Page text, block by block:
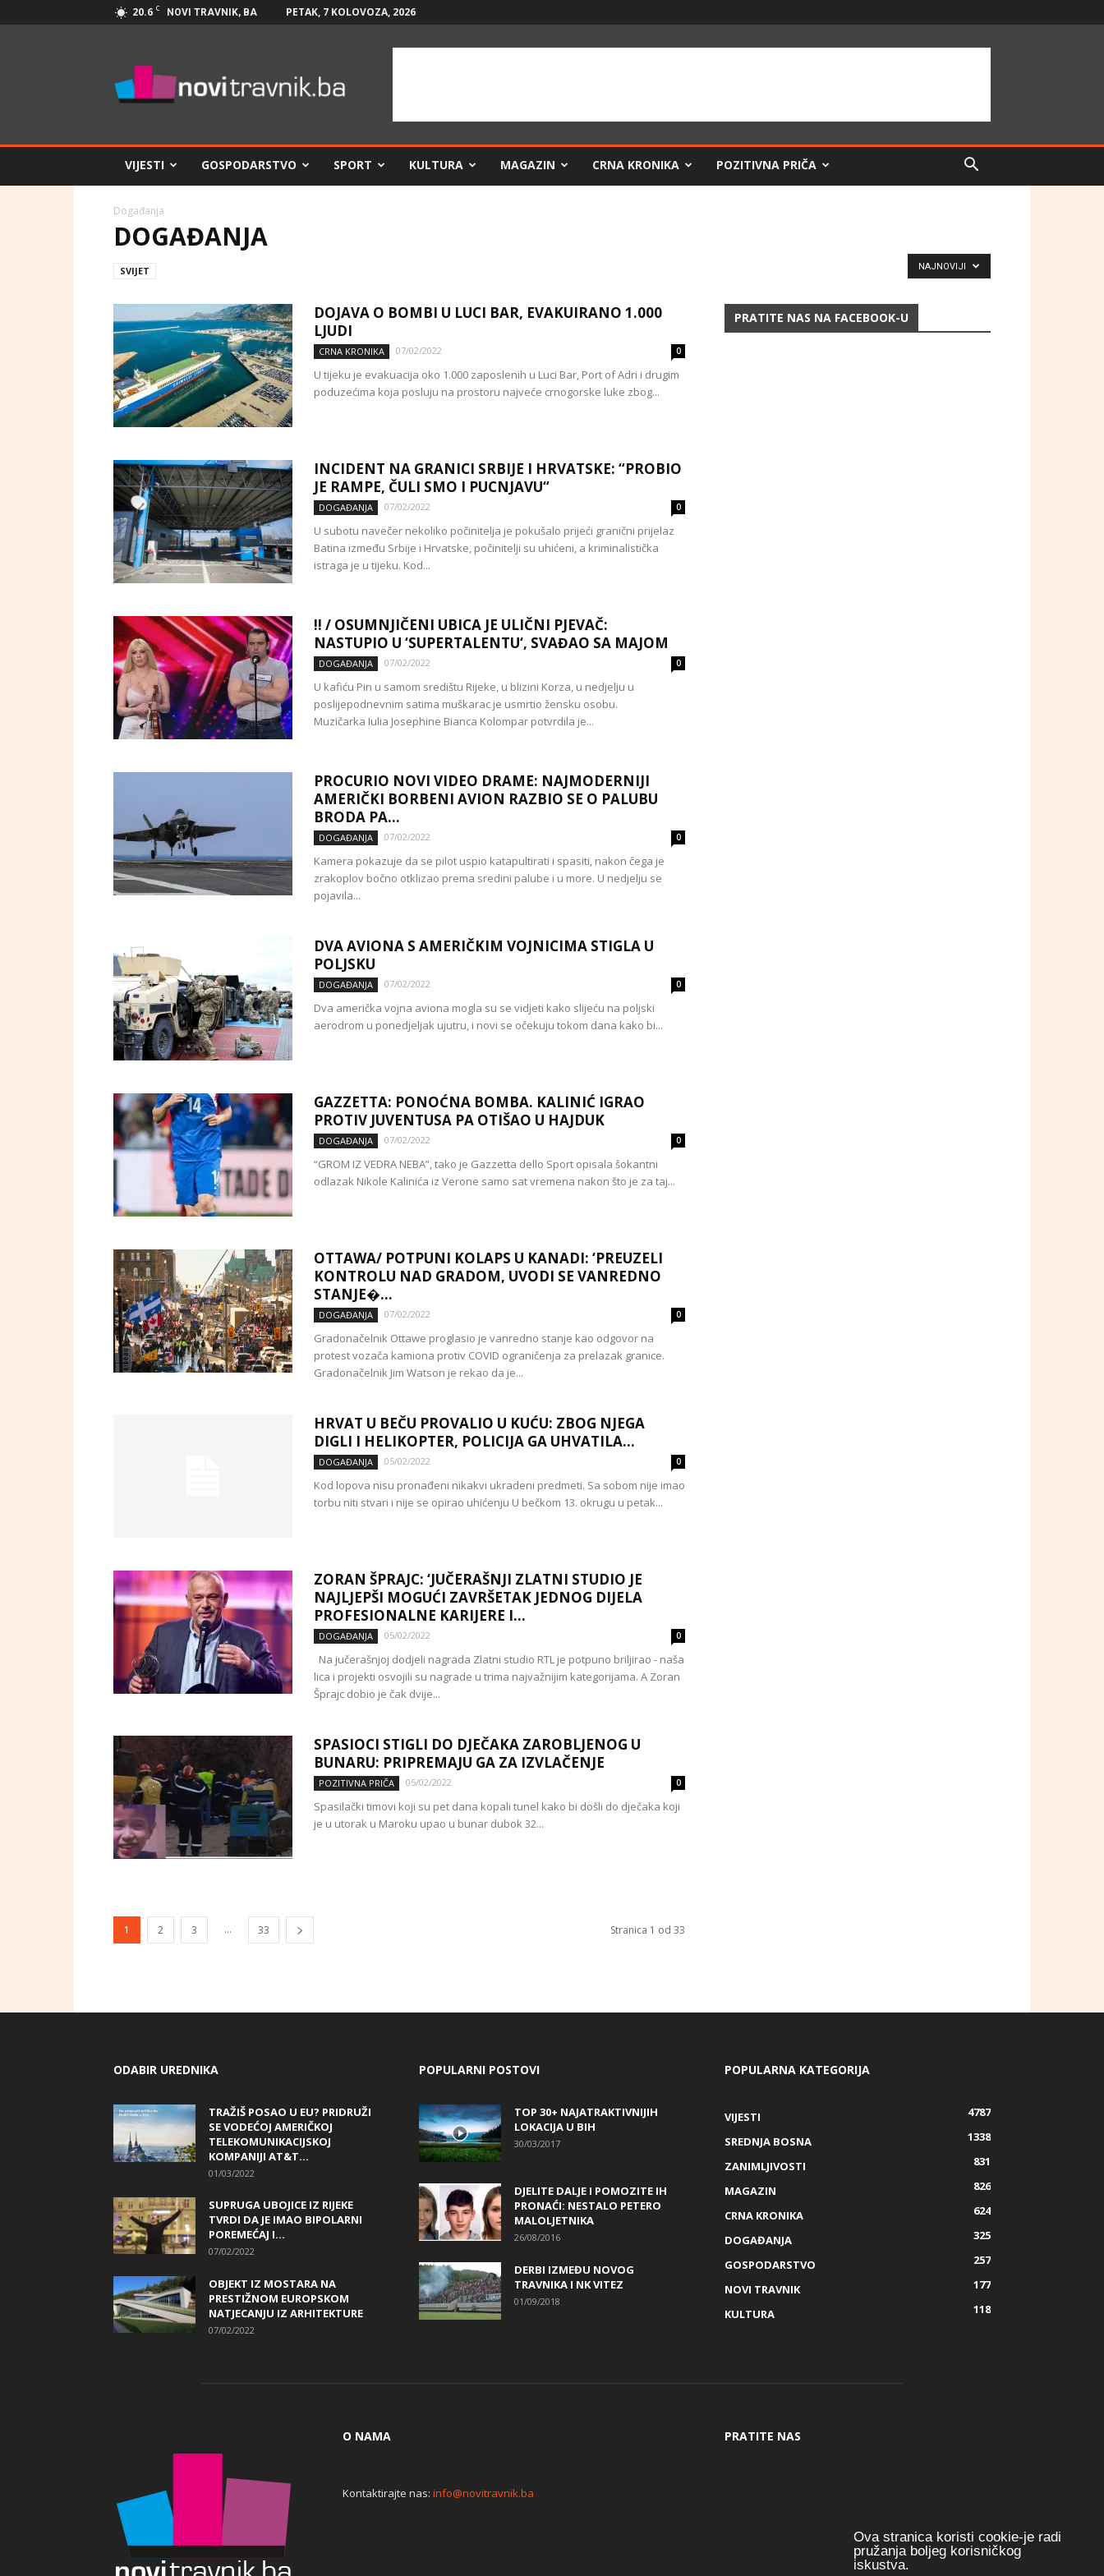
Ova stranica koristi cookie-je radi
pružanja boljeg korisničkog
iskustva.
20.6 C NOVI TRAVNIK, BA PETAK, 7 KOLOVOZA, 2026
Travnik.ba
VIJESTI GOSPODARSTVO SPORT KULTURA MAGAZIN CRNA KRONIKA POZITIVNA PRIČA
Događanja
DOGAĐANJA
SVIJET NAJNOVIJI
DOJAVA O BOMBI U LUCI BAR, EVAKUIRANO 1.000
LJUDI
CRNA KRONIKA 07/02/2022 0
U tijeku je evakuacija oko 1.000 zaposlenih u Luci Bar, Port of Adri i drugim
poduzećima koja posluju na prostoru najveće crnogorske luke zbog...
INCIDENT NA GRANICI SRBIJE I HRVATSKE: “PROBIO
JE RAMPE, ČULI SMO I PUCNJAVU“
DOGAĐANJA 07/02/2022 0
U subotu navečer nekoliko počinitelja je pokušalo prijeći granični prijelaz
Batina između Srbije i Hrvatske, počinitelji su uhićeni, a kriminalistička
istraga je u tijeku. Kod...
!! / OSUMNJIČENI UBICA JE ULIČNI PJEVAČ:
NASTUPIO U ‘SUPERTALENTU‘, SVAĐAO SA MAJOM
DOGAĐANJA 07/02/2022 0
U kafiću Pin u samom središtu Rijeke, u blizini Korza, u nedjelju u
poslijepodnevnim satima muškarac je usmrtio žensku osobu.
Muzičarka Iulia Josephine Bianca Kolompar potvrdila je...
PROCURIO NOVI VIDEO DRAME: NAJMODERNIJI
AMERIČKI BORBENI AVION RAZBIO SE O PALUBU
BRODA PA...
DOGAĐANJA 07/02/2022 0
Kamera pokazuje da se pilot uspio katapultirati i spasiti, nakon čega je
zrakoplov bočno otklizao prema sredini palube i u more. U nedjelju se
pojavila...
DVA AVIONA S AMERIČKIM VOJNICIMA STIGLA U
POLJSKU
DOGAĐANJA 07/02/2022 0
Dva američka vojna aviona mogla su se vidjeti kako slijeću na poljski
aerodrom u ponedjeljak ujutru, i novi se očekuju tokom dana kako bi...
GAZZETTA: PONOĆNA BOMBA. KALINIĆ IGRAO
PROTIV JUVENTUSA PA OTIŠAO U HAJDUK
DOGAĐANJA 07/02/2022 0
“GROM IZ VEDRA NEBA”, tako je Gazzetta dello Sport opisala šokantni
odlazak Nikole Kalinića iz Verone samo sat vremena nakon što je za taj...
OTTAWA/ POTPUNI KOLAPS U KANADI: ‘PREUZELI
KONTROLU NAD GRADOM, UVODI SE VANREDNO
STANJE�…
DOGAĐANJA 07/02/2022 0
Gradonačelnik Ottawe proglasio je vanredno stanje kao odgovor na
protest vozača kamiona protiv COVID ograničenja za prelazak granice.
Gradonačelnik Jim Watson je rekao da je...
HRVAT U BEČU PROVALIO U KUĆU: ZBOG NJEGA
DIGLI I HELIKOPTER, POLICIJA GA UHVATILA...
DOGAĐANJA 05/02/2022 0
Kod lopova nisu pronađeni nikakvi ukradeni predmeti. Sa sobom nije imao
torbu niti stvari i nije se opirao uhićenju U bečkom 13. okrugu u petak...
ZORAN ŠPRAJC: ‘JUČERAŠNJI ZLATNI STUDIO JE
NAJLJEPŠI MOGUĆI ZAVRŠETAK JEDNOG DIJELA
PROFESIONALNE KARIJERE I...
DOGAĐANJA 05/02/2022 0
Na jučerašnjoj dodjeli nagrada Zlatni studio RTL je potpuno briljirao - naša
lica i projekti osvojili su nagrade u trima najvažnijim kategorijama. A Zoran
Šprajc dobio je čak dvije...
SPASIOCI STIGLI DO DJEČAKA ZAROBLJENOG U
BUNARU: PRIPREMAJU GA ZA IZVLAČENJE
POZITIVNA PRIČA 05/02/2022 0
Spasilački timovi koji su pet dana kopali tunel kako bi došli do dječaka koji
je u utorak u Maroku upao u bunar dubok 32...
1 2 3 ... 33 Stranica 1 od 33
PRATITE NAS NA FACEBOOK-U
ODABIR UREDNIKA
TRAŽIŠ POSAO U EU? PRIDRUŽI
SE VODEĆOJ AMERIČKOJ
TELEKOMUNIKACIJSKOJ
KOMPANIJI AT&T...
01/03/2022
SUPRUGA UBOJICE IZ RIJEKE
TVRDI DA JE IMAO BIPOLARNI
POREMEĆAJ I...
07/02/2022
OBJEKT IZ MOSTARA NA
PRESTIŽNOM EUROPSKOM
NATJECANJU IZ ARHITEKTURE
07/02/2022
POPULARNI POSTOVI
TOP 30+ NAJATRAKTIVNIJIH
LOKACIJA U BIH
30/03/2017
DJELITE DALJE I POMOZITE IH
PRONAĆI: NESTALO PETERO
MALOLJETNIKA
26/08/2016
DERBI IZMEĐU NOVOG
TRAVNIKA I NK VITEZ
01/09/2018
POPULARNA KATEGORIJA
VIJESTI
4787
SREDNJA BOSNA
1338
ZANIMLJIVOSTI
831
MAGAZIN
826
CRNA KRONIKA
624
DOGAĐANJA
325
GOSPODARSTVO
257
NOVI TRAVNIK
177
KULTURA
118
O NAMA
Kontaktirajte nas: info@novitravnik.ba
PRATITE NAS